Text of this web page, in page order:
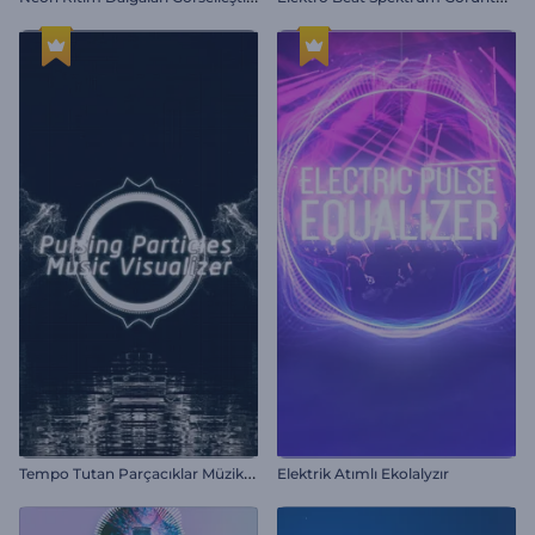
T
empo Tutan Parçacıklar Müzik Görselleştirici Elektrik Atımlı Ekolalyzır